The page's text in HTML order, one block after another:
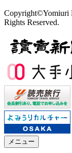
Copyright©Yomiuri
Rights Reserved.
メニュー